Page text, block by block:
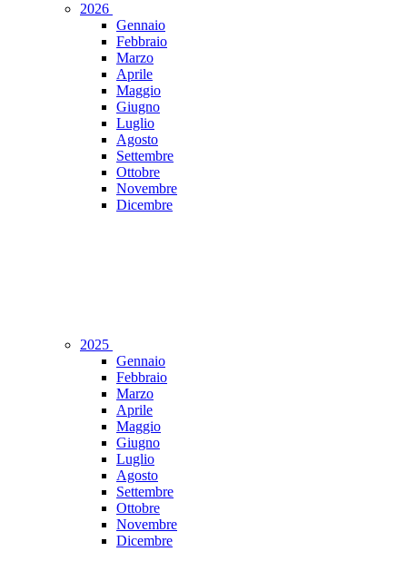
2026
Gennaio
Febbraio
Marzo
Aprile
Maggio
Giugno
Luglio
Agosto
Settembre
Ottobre
Novembre
Dicembre
2025
Gennaio
Febbraio
Marzo
Aprile
Maggio
Giugno
Luglio
Agosto
Settembre
Ottobre
Novembre
Dicembre